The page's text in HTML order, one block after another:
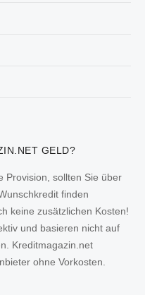
GELD?
Provision, sollten Sie über
finden
keine zusätzlichen Kosten!
und basieren nicht auf
Kreditmagazin.net
ohne Vorkosten.